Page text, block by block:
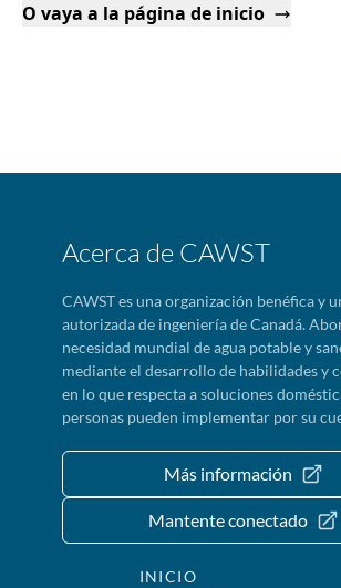
O vaya a la página de inicio
Acerca de CAWST
CAWST es una organización benéfica y
autorizada de ingeniería de Canadá.
necesidad mundial de agua potable y
mediante el desarrollo de habilidades y
en lo que respecta a soluciones
personas pueden implementar por su
Más información
Mantente conectado
INICIO